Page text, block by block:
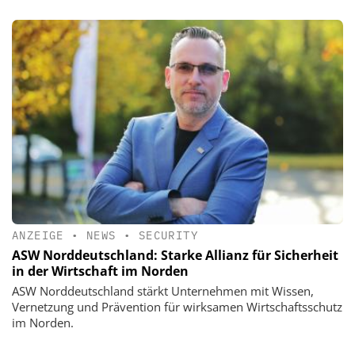
ANZEIGE • NEWS • SECURITY
ASW Norddeutschland: Starke Allianz für Sicherheit
in der Wirtschaft im Norden
ASW Norddeutschland stärkt Unternehmen mit Wissen,
Vernetzung und Prävention für wirksamen Wirtschaftsschutz
im Norden.